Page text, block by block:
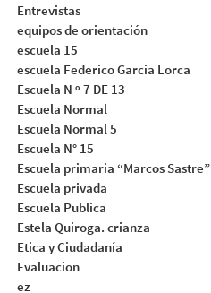
Entrevistas
equipos de orientación
escuela 15
escuela Federico Garcia Lorca
Escuela N º 7 DE 13
Escuela Normal
Escuela Normal 5
Escuela N° 15
Escuela primaria “Marcos Sastre”
Escuela privada
Escuela Publica
Estela Quiroga. crianza
Etica y Ciudadanía
Evaluacion
ez